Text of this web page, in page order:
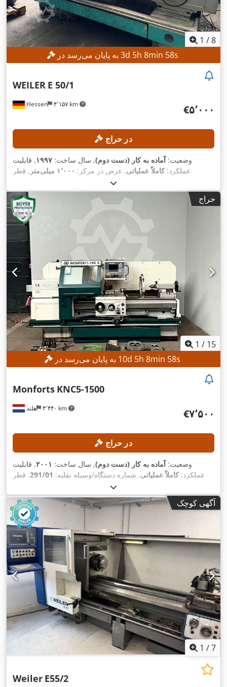
1 /8
3d 5h 8min 55s
Hessen ۴٬۱۵۷ km
WEILER E 50/1
‎€۵٬۰۰۰
در حراج
وضعیت:آماده به کار (دست دوم), سال ساخت: ۱۹۹۷, قابلیت
عملکرد:کاملاً عملیاتی, عرض در مرکز: ۱٬۰۰۰ میلی‌متر
, قطر
چرخیدن بر روی بستر کشویی:۵۷۰ میلی‌متر
ساپورت عرضی:۳۴۰ میلی‌متر , ارتفاع مرکز:۲۸۰ میلی‌متر
, حداکثر
سرعت اسپیندل:, حراج
1 / 15
10d 5h 8min 55s
هلند ۴٬۴۴۰ km
Monforts KNC5-1500
‎€۷٬۵۰۰
در حراج
وضعیت:آماده به کار (دست دوم), سال ساخت: ۲۰۰۱, قابلیت
عملکرد:کاملاً عملیاتی, شماره دستگاه/وسیله نقلیه: 291/01, قطر
تراشکاری بر روی کشویی عرضی:
روی بستر کشویی:۵۰۰ میلی‌متر , ارتفاع مرکز:۲۵۰ میلی‌متر
, حداکثر
سرعت اسپیندل:۲٬۸۰۰ دور/دقیقه , فاصله بین مراکز:۱٬۵۰۰
میلی‌متر,
آگهی کوچک
1 /7
Weiler E55/2